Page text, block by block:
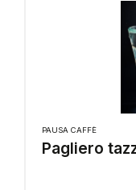
PAUSA CAFFÈ
Pagliero